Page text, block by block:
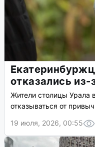
отказались из-
Жители столицы Урала
отказываться от
19 июля, 2026, 00:55